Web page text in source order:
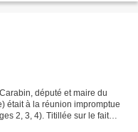
député et maire du
était à la réunion impromptue
2, 3, 4). Titillée sur le fait